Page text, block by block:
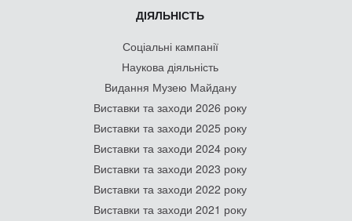
ДІЯЛЬНІСТЬ
Соціальні кампанії
Наукова діяльність
Видання Музею Майдану
Виставки та заходи 2026 року
Виставки та заходи 2025 року
Виставки та заходи 2024 року
Виставки та заходи 2023 року
Виставки та заходи 2022 року
Виставки та заходи 2021 року